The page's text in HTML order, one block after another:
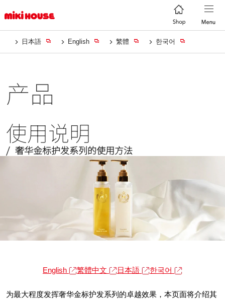
日本語 English 繁體 한국어
产品
使用说明
奢华金标护发系列的使用方法
English 繁體中文 日本語 한국어
为最大程度发挥奢华金标护发系列的卓越效果，本页面将介绍其